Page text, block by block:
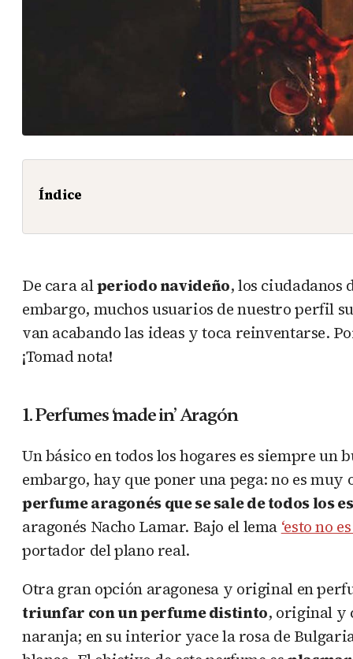
Índice
De cara alperiodo navideño, los ciudadanos
embargo, muchos usuarios de nuestro perfil
van acabando las ideas y toca reinventarse.
¡Tomad nota!
1. Perfumes ‘made in’ Aragón
Un básico en todos los hogares es siempre
embargo, hay que poner una pega: no es
perfume aragonés que se sale de todos los
aragonés Nacho Lamar. Bajo el lema ‘esto no
portador del plano real.
Otra gran opción aragonesa y original en
triunfar con un perfume distinto, original y
naranja; en su interior yace la rosa de